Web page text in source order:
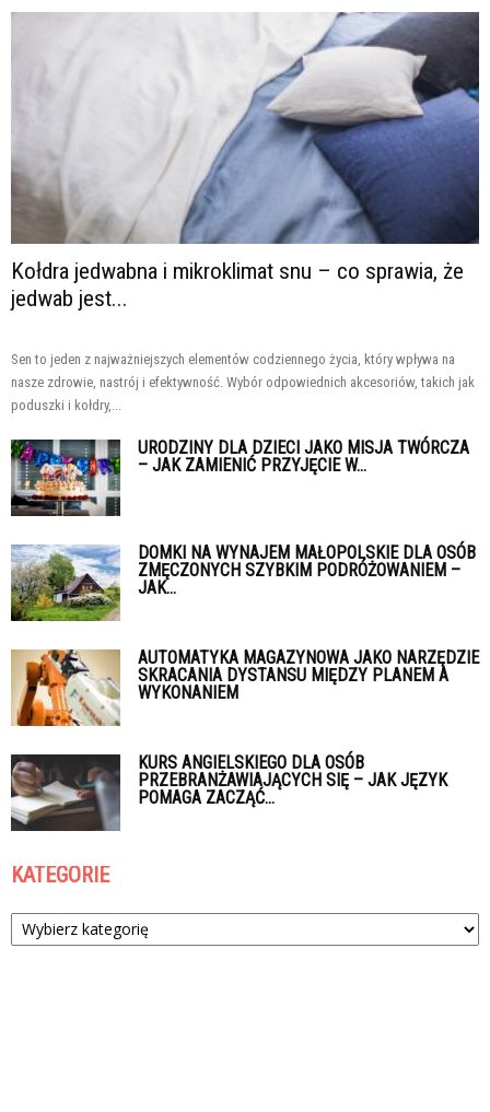
Kołdra jedwabna i mikroklimat snu – co sprawia, że
jedwab jest...
Sen to jeden z najważniejszych elementów codziennego życia, który wpływa na
nasze zdrowie, nastrój i efektywność. Wybór odpowiednich akcesoriów, takich jak
poduszki i kołdry,...
URODZINY DLA DZIECI JAKO MISJA TWÓRCZA
– JAK ZAMIENIĆ PRZYJĘCIE W...
DOMKI NA WYNAJEM MAŁOPOLSKIE DLA OSÓB
ZMĘCZONYCH SZYBKIM PODRÓŻOWANIEM –
JAK...
AUTOMATYKA MAGAZYNOWA JAKO NARZĘDZIE
SKRACANIA DYSTANSU MIĘDZY PLANEM A
WYKONANIEM
KURS ANGIELSKIEGO DLA OSÓB
PRZEBRANŻAWIAJĄCYCH SIĘ – JAK JĘZYK
POMAGA ZACZĄĆ...
KATEGORIE
Kategorie